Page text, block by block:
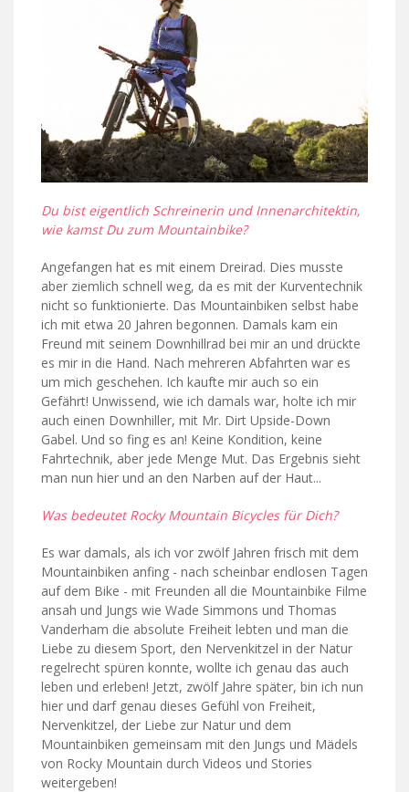
Du bist eigentlich Schreinerin und Innenarchitektin,
wie kamst Du zum Mountainbike?
Angefangen hat es mit einem Dreirad. Dies musste
aber ziemlich schnell weg, da es mit der Kurventechnik
nicht so funktionierte. Das Mountainbiken selbst habe
ich mit etwa 20 Jahren begonnen. Damals kam ein
Freund mit seinem Downhillrad bei mir an und drückte
es mir in die Hand. Nach mehreren Abfahrten war es
um mich geschehen. Ich kaufte mir auch so ein
Gefährt! Unwissend, wie ich damals war, holte ich mir
auch einen Downhiller, mit Mr. Dirt Upside-Down
Gabel. Und so fing es an! Keine Kondition, keine
Fahrtechnik, aber jede Menge Mut. Das Ergebnis sieht
man nun hier und an den Narben auf der Haut...
Was bedeutet Rocky Mountain Bicycles für Dich?
Es war damals, als ich vor zwölf Jahren frisch mit dem
Mountainbiken anfing - nach scheinbar endlosen Tagen
auf dem Bike - mit Freunden all die Mountainbike Filme
ansah und Jungs wie Wade Simmons und Thomas
Vanderham die absolute Freiheit lebten und man die
Liebe zu diesem Sport, den Nervenkitzel in der Natur
regelrecht spüren konnte, wollte ich genau das auch
leben und erleben! Jetzt, zwölf Jahre später, bin ich nun
hier und darf genau dieses Gefühl von Freiheit,
Nervenkitzel, der Liebe zur Natur und dem
Mountainbiken gemeinsam mit den Jungs und Mädels
von Rocky Mountain durch Videos und Stories
weitergeben!